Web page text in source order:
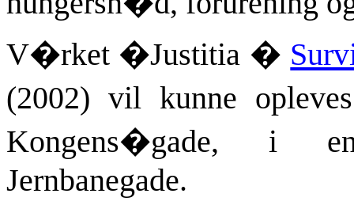
V�rket �Justitia �
(2002) vil kunne
Kongens�gade, i
Jernbanegade.